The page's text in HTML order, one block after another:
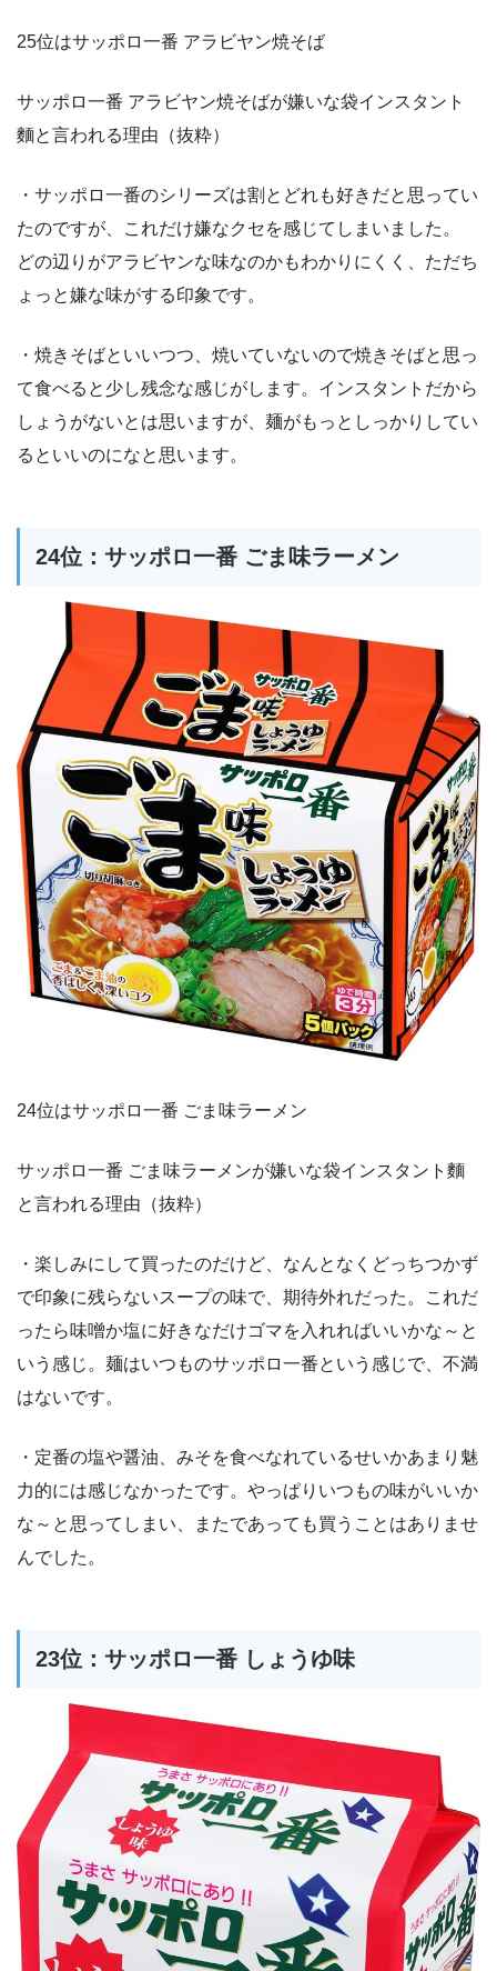
25位はサッポロ一番 アラビヤン焼そば
サッポロ一番 アラビヤン焼そばが嫌いな袋インスタント
麵と言われる理由（抜粋）
・サッポロ一番のシリーズは割とどれも好きだと思ってい
たのですが、これだけ嫌なクセを感じてしまいました。
どの辺りがアラビヤンな味なのかもわかりにくく、ただち
ょっと嫌な味がする印象です。
・焼きそばといいつつ、焼いていないので焼きそばと思っ
て食べると少し残念な感じがします。インスタントだから
しょうがないとは思いますが、麺がもっとしっかりしてい
るといいのになと思います。
24位：サッポロ一番 ごま味ラーメン
24位はサッポロ一番 ごま味ラーメン
サッポロ一番 ごま味ラーメンが嫌いな袋インスタント麵
と言われる理由（抜粋）
・楽しみにして買ったのだけど、なんとなくどっちつかず
で印象に残らないスープの味で、期待外れだった。これだ
ったら味噌か塩に好きなだけゴマを入れればいいかな～と
いう感じ。麺はいつものサッポロ一番という感じで、不満
はないです。
・定番の塩や醤油、みそを食べなれているせいかあまり魅
力的には感じなかったです。やっぱりいつもの味がいいか
な～と思ってしまい、またであっても買うことはありませ
んでした。
23位：サッポロ一番 しょうゆ味